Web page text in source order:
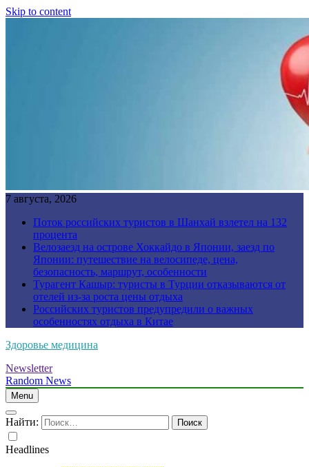
Skip to content
7 августа, 2026
Поток российских туристов в Шанхай взлетел на 132
процента
Велозаезд на острове Хоккайдо в Японии, заезд по
Японии: путешествие на велосипеде, цена,
безопасность, маршрут, особенности
Турагент Кашыр: туристы в Турции отказываются от
отелей из-за роста цены отдыха
Российских туристов предупредили о важных
особенностях отдыха в Китае
Здоровье медицина
Newsletter
Random News
Menu
Найти:
Headlines